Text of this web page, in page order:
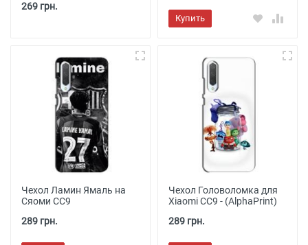
269 грн.
Купить
Чехол Ламин Ямаль на
Сяоми СС9
289 грн.
Чехол Головоломка для
Xiaomi CC9 - (AlphaPrint)
289 грн.